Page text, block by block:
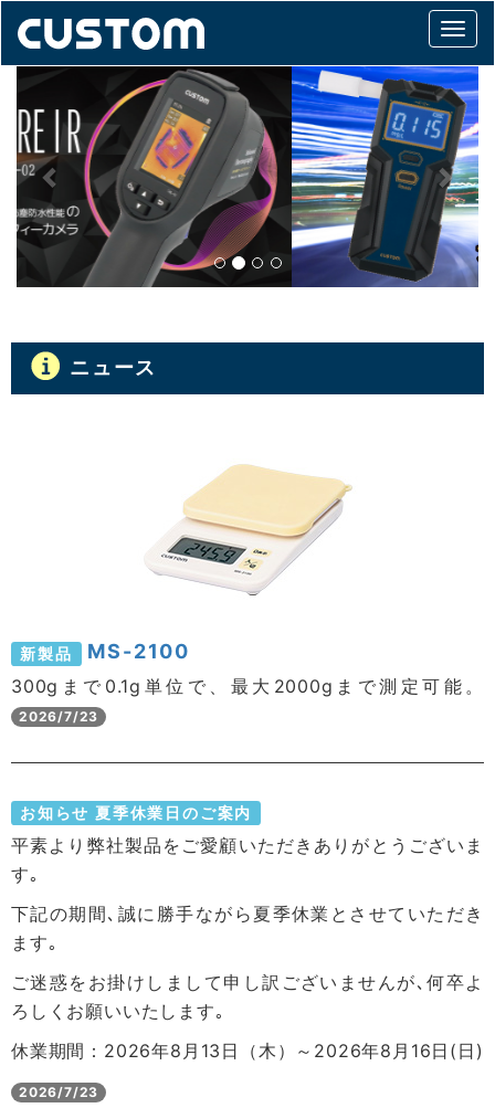
Next
ニュース
新製品 MS-2100
300gまで0.1g単位で、最大2000gまで測定可能。
2026/7/23
お知らせ 夏季休業日のご案内
平素より弊社製品をご愛顧いただきありがとうございま
す｡
下記の期間､誠に勝手ながら夏季休業とさせていただき
ます｡
ご迷惑をお掛けしまして申し訳ございませんが､何卒よ
ろしくお願いいたします｡
休業期間：2026年8月13日（木）～2026年8月16日(日)
2026/7/23